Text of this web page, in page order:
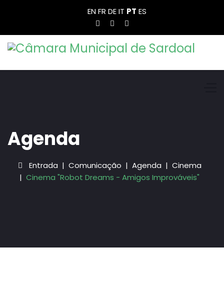
ENFR DEIT PT ES
Agenda
Entrada Comunicação Agenda
Cinema
Cinema "Robot Dreams - Amigos Improváveis"